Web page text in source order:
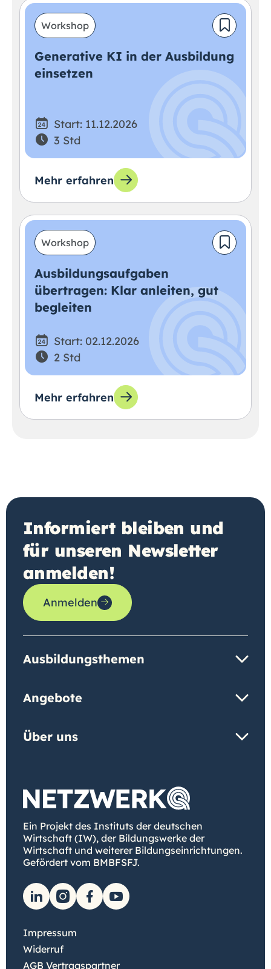
Workshop
Generative KI in der Ausbildung
einsetzen
Start: 11.12.2026
3 Std
Mehr erfahren
Workshop
Ausbildungsaufgaben
übertragen: Klar anleiten, gut
begleiten
Start: 02.12.2026
2 Std
Mehr erfahren
Informiert bleiben und
für unseren Newsletter
anmelden!
Anmelden
Ausbildungsthemen
Angebote
Über uns
Ein Projekt des Instituts der deutschen
Wirtschaft (IW), der Bildungswerke der
Wirtschaft und weiterer Bildungseinrichtungen.
Gefördert vom BMBFSFJ.
Impressum
Widerruf
AGB Vertragspartner